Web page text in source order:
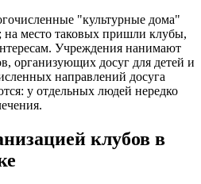
"культурные дома"
место таковых пришли клубы,
Учреждения нанимают
организующих досуг для детей и
направлений досуга
у отдельных людей нередко
клубов в